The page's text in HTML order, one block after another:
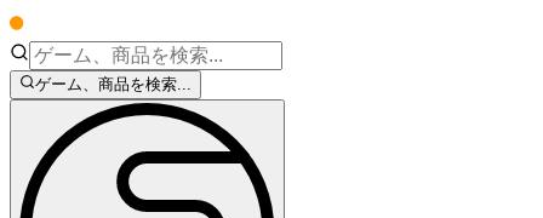
ゲーム、商品を検索...